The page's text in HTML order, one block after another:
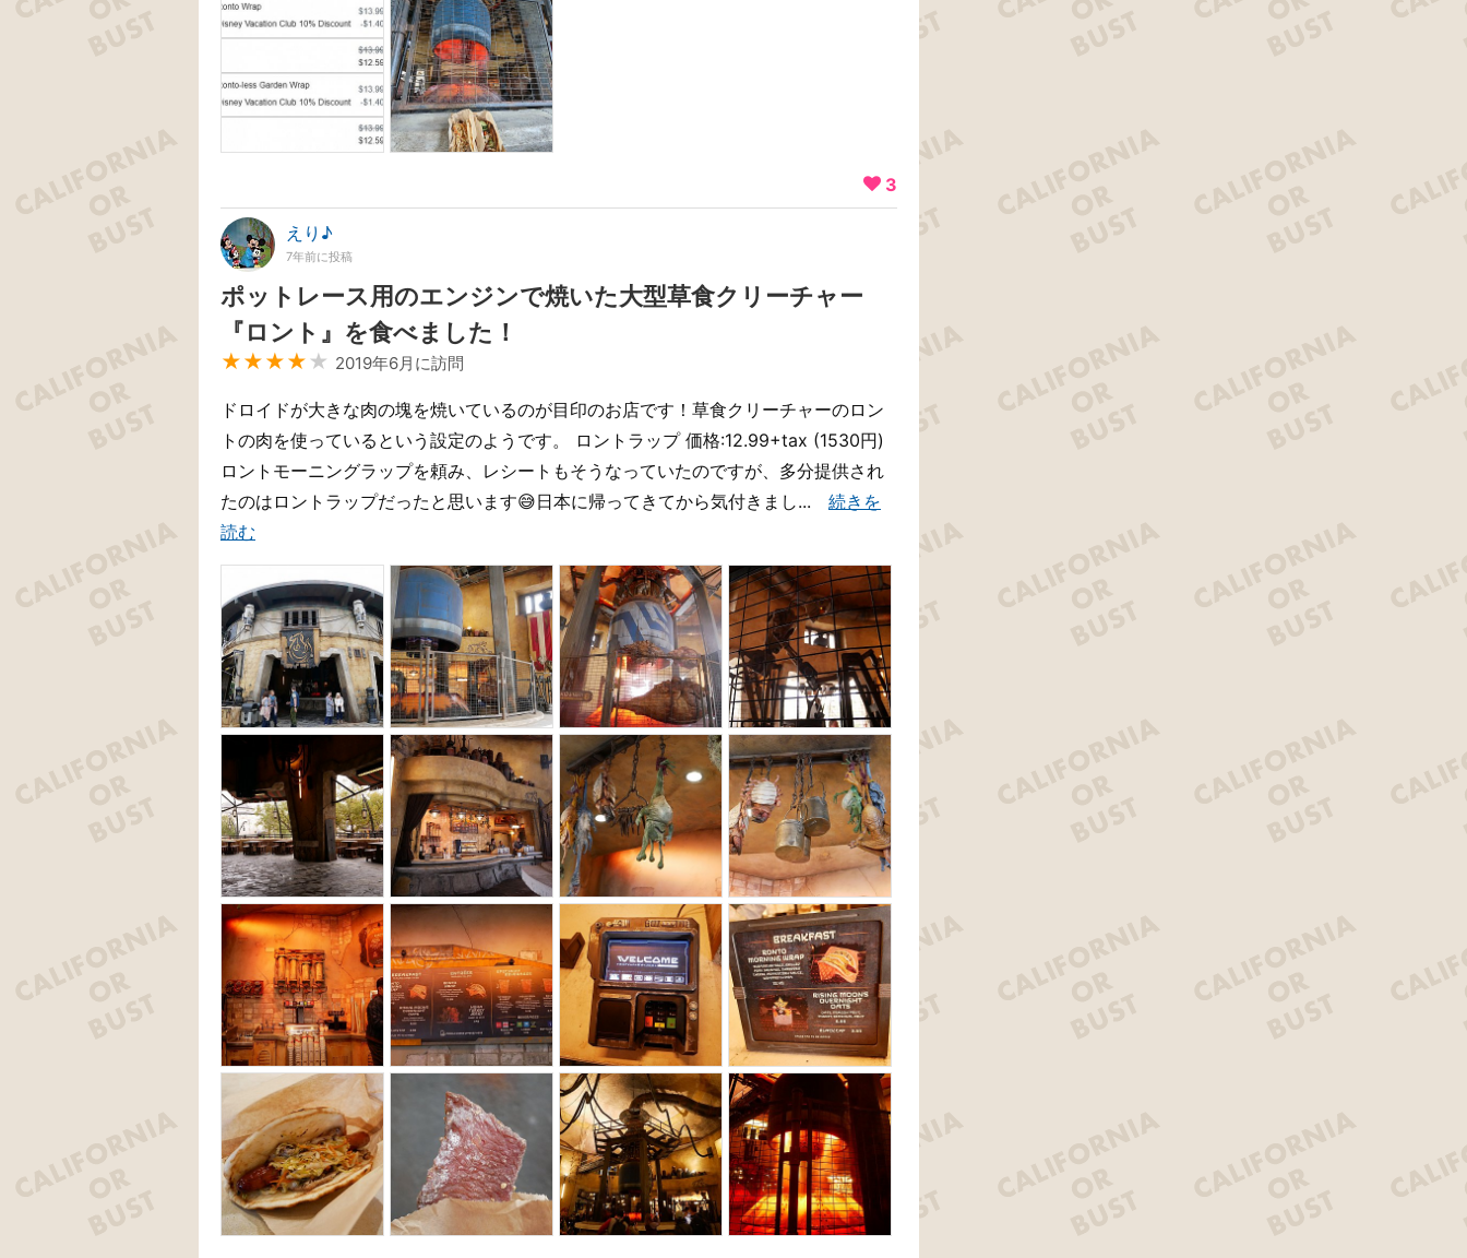
3
えり♪
7年前に投稿
ポットレース用のエンジンで焼いた大型草食クリーチャー
『ロント』を食べました！
★★★★ ★ 2019年6月に訪問
ドロイドが大きな肉の塊を焼いているのが目印のお店です！草食クリーチャーのロン
トの肉を使っているという設定のようです。 ロントラップ 価格:12.99+tax (1530円)
ロントモーニングラップを頼み、レシートもそうなっていたのですが、多分提供され
たのはロントラップだったと思います😅日本に帰ってきてから気付きまし... 続きを
読む